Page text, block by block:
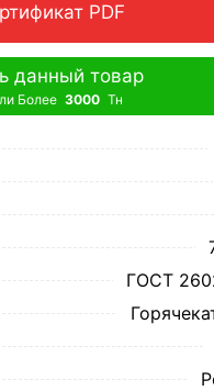
PDF
данный товар
Более 3000 Тн
ГОСТ